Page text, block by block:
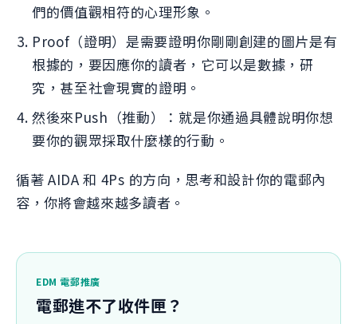
們的價值觀相符的心理形象。
Proof（證明）是需要證明你剛剛創建的圖片是有
根據的，要因應你的讀者，它可以是數據，研
究，甚至社會現實的證明。
然後來Push（推動）：就是你通過具體說明你想
要你的觀眾採取什麼樣的行動。
循著 AIDA 和 4Ps 的方向，思考和設計你的電郵內
容，你將會越來越多讀者。
EDM 電郵推廣
電郵進不了收件匣？